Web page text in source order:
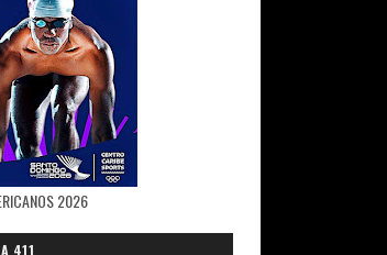
evangélico en un
por dos personas
2026
411